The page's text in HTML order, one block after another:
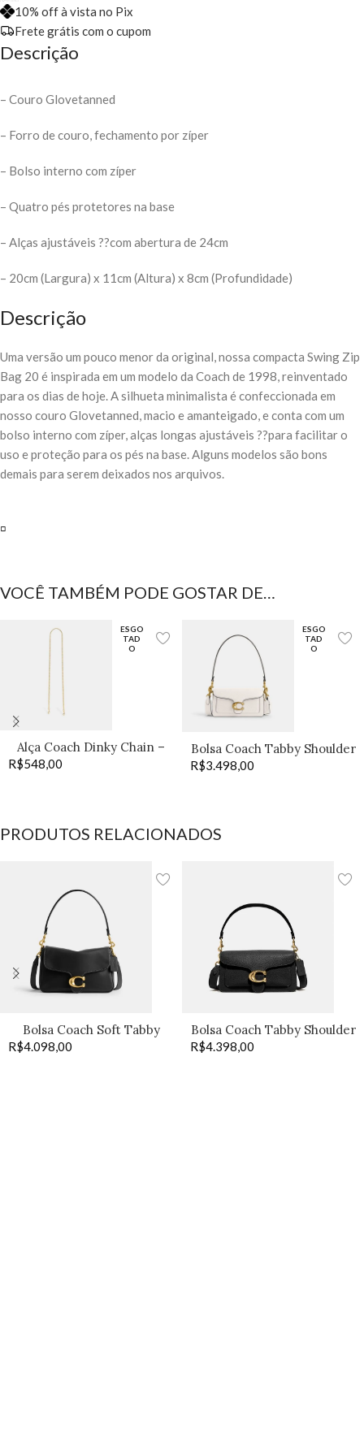
10% off à vista no Pix
Frete grátis com o cupom
Descrição
– Couro Glovetanned
– Forro de couro, fechamento por zíper
– Bolso interno com zíper
– Quatro pés protetores na base
– Alças ajustáveis ??com abertura de 24cm
– 20cm (Largura) x 11cm (Altura) x 8cm (Profundidade)
Descrição
Uma versão um pouco menor da original, nossa compacta Swing Zip
Bag 20 é inspirada em um modelo da Coach de 1998, reinventado
para os dias de hoje. A silhueta minimalista é confeccionada em
nosso couro Glovetanned, macio e amanteigado, e conta com um
bolso interno com zíper, alças longas ajustáveis ??para facilitar o
uso e proteção para os pés na base. Alguns modelos são bons
demais para serem deixados nos arquivos.
▫️
VOCÊ TAMBÉM PODE GOSTAR DE…
ESGO
TAD
O
Alça Coach Dinky Chain –
R$548,00
ESGO
TAD
O
Bolsa Coach Tabby Shoulder
R$3.498,00
PRODUTOS RELACIONADOS
Bolsa Coach Soft Tabby
R$4.098,00
Bolsa Coach Tabby Shoulder
26 preta
R$4.398,00